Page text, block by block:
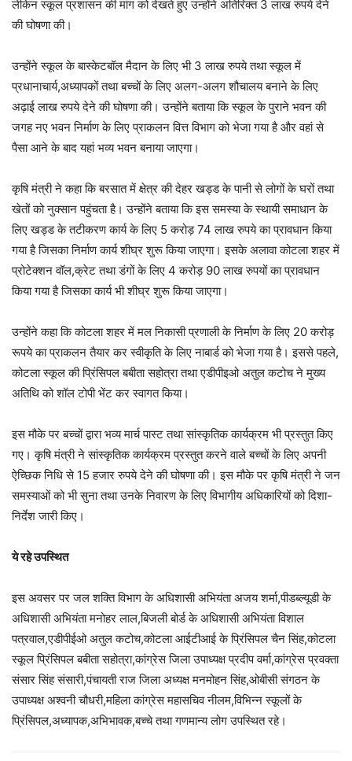
लेकिन स्कूल प्रशासन की मांग को देखते हुए उन्होंने अतिरिक्त 3 लाख रुपये देने
की घोषणा की।
उन्होंने स्कूल के बास्केटबॉल मैदान के लिए भी 3 लाख रुपये तथा स्कूल में
प्रधानाचार्य,अध्यापकों तथा बच्चों के लिए अलग-अलग शौचालय बनाने के लिए
अढ़ाई लाख रुपये देने की घोषणा की। उन्होंने बताया कि स्कूल के पुराने भवन की
जगह नए भवन निर्माण के लिए प्राकलन वित्त विभाग को भेजा गया है और वहां से
पैसा आने के बाद यहां भव्य भवन बनाया जाएगा।
कृषि मंत्री ने कहा कि बरसात में क्षेत्र की देहर खड्ड के पानी से लोगों के घरों तथा
खेतों को नुक्सान पहुंचता है। उन्होंने बताया कि इस समस्या के स्थायी समाधान के
लिए खड्ड के तटीकरण कार्य के लिए 5 करोड़ 74 लाख रुपये का प्रावधान किया
गया है जिसका निर्माण कार्य शीघ्र शुरू किया जाएगा। इसके अलावा कोटला शहर में
प्रोटेक्शन वॉल,क्रेट तथा डंगों के लिए 4 करोड़ 90 लाख रुपयों का प्रावधान
किया गया है जिसका कार्य भी शीघ्र शुरू किया जाएगा।
उन्होंने कहा कि कोटला शहर में मल निकासी प्रणाली के निर्माण के लिए 20 करोड़
रूपये का प्राकलन तैयार कर स्वीकृति के लिए नाबार्ड को भेजा गया है। इससे पहले,
कोटला स्कूल की प्रिंसिपल बबीता सहोत्रा तथा एडीपीइओ अतुल कटोच ने मुख्य
अतिथि को शॉल टोपी भेंट कर स्वागत किया।
इस मौके पर बच्चों द्वारा भव्य मार्च पास्ट तथा सांस्कृतिक कार्यक्रम भी प्रस्तुत किए
गए। कृषि मंत्री ने सांस्कृतिक कार्यक्रम प्रस्तुत करने वाले बच्चों के लिए अपनी
ऐच्छिक निधि से 15 हजार रुपये देने की घोषणा की। इस मौके पर कृषि मंत्री ने जन
समस्याओं को भी सुना तथा उनके निवारण के लिए विभागीय अधिकारियों को दिशा-
निर्देश जारी किए।
ये रहे उपस्थित
इस अवसर पर जल शक्ति विभाग के अधिशासी अभियंता अजय शर्मा,पीडब्ल्यूडी के
अधिशासी अभियंता मनोहर लाल,बिजली बोर्ड के अधिशासी अभियंता विशाल
पत्रवाल,एडीपीईओ अतुल कटोच,कोटला आईटीआई के प्रिंसिपल चैन सिंह,कोटला
स्कूल प्रिंसिपल बबीता सहोत्रा,कांग्रेस जिला उपाध्यक्ष प्रदीप वर्मा,कांग्रेस प्रवक्ता
संसार सिंह संसारी,पंचायती राज जिला अध्यक्ष मनमोहन सिंह,ओबीसी संगठन के
उपाध्यक्ष अश्वनी चौधरी,महिला कांग्रेस महासचिव नीलम,विभिन्न स्कूलों के
प्रिंसिपल,अध्यापक,अभिभावक,बच्चे तथा गणमान्य लोग उपस्थित रहे।